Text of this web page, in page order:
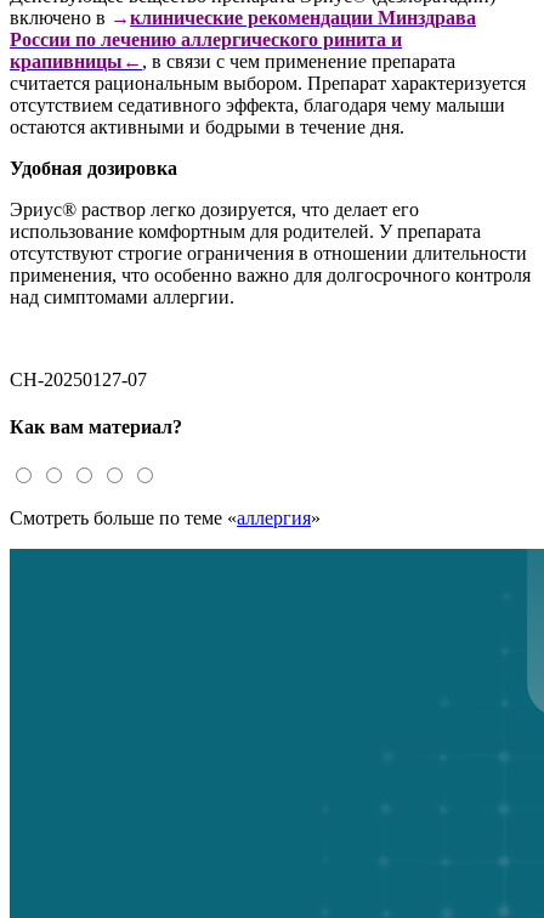
включено в →клинические рекомендации Минздрава
России по лечению аллергического ринита и
крапивницы← , в связи с чем применение препарата
считается рациональным выбором. Препарат характеризуется
отсутствием седативного эффекта, благодаря чему малыши
остаются активными и бодрыми в течение дня.
Удобная дозировка
Эриус® раствор легко дозируется, что делает его
использование комфортным для родителей. У препарата
отсутствуют строгие ограничения в отношении длительности
применения, что особенно важно для долгосрочного контроля
над симптомами аллергии.
CH-20250127-07
Как вам материал?
Смотреть больше по теме «аллергия»